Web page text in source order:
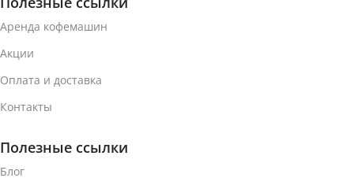
Аренда кофемашин
Акции
Оплата и доставка
Контакты
Полезные ссылки
Блог